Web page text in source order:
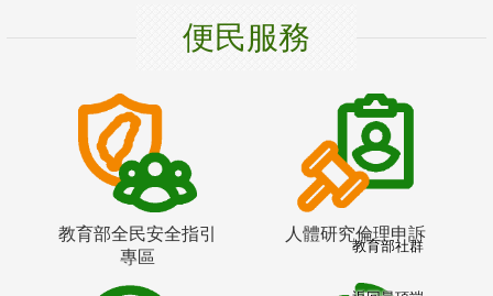
便民服務
教育部全民安全指引
專區
人體研究倫理申訴
教育部社群